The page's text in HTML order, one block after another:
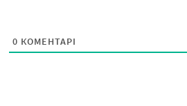
0 КОМЕНТАРІ